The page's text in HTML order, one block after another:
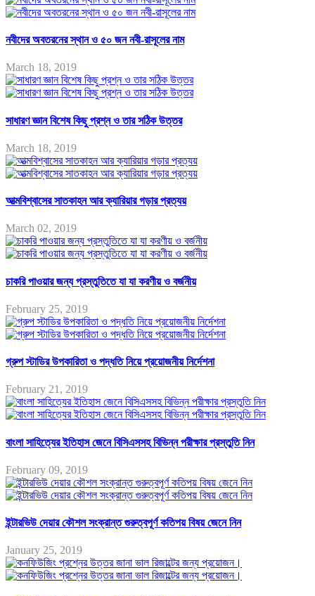
নবীদের অবতরনের স্থান ও ৫০ জন নবী-রাসূলের নাম
March 18, 2019
সাধারণ জ্ঞান বিশেষ কিছু প্রশ্ন ও তার সঠিক উত্তর
March 18, 2019
আত্মবিশ্বাসের সাতকাহন আর ক্যারিয়ার গড়ার প্রত্যয়
March 02, 2019
চাকরি পাওয়ার জন্য প্রস্তুতিতে যা যা করণীয় ও বর্জনীয়
February 25, 2019
গ্রুপ স্টাডির উপকারিতা ও পদ্ধতি নিয়ে প্রয়োজনীয় নির্দেশনা
February 21, 2019
বাংলা সাহিত্যের ইতিহাস জেনে বিসিএসসহ বিভিন্ন পরীক্ষার প্রস্তুতি নিন
February 09, 2019
ইন্টারভিউ দেয়ার কৌশল সংক্রান্ত গুরুত্বপূর্ণ কতিপয় বিষয় জেনে নিন
January 25, 2019